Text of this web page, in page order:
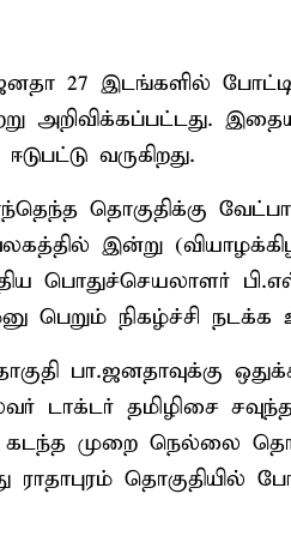
27 இடங்களில்
அறிவிக்கப்பட்டது.
வருகிறது.
தொகுதிக்கு
இன்று
பொதுச்செயலாளர்
பெறும் நிகழ்ச்சி நடக்க
பா.ஜனதாவுக்கு
டாக்டர் தமிழிசை
முறை நெல்லை
ராதாபுரம் தொகுதியில்